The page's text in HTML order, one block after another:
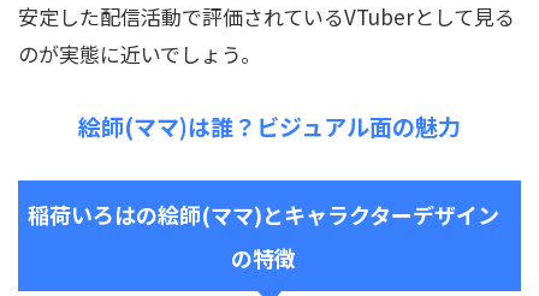
安定した配信活動で評価されているVTuberとして見る
のが実態に近いでしょう。
絵師(ママ)は誰？ビジュアル面の魅力
稲荷いろはの絵師(ママ)とキャラクターデザイン
の特徴